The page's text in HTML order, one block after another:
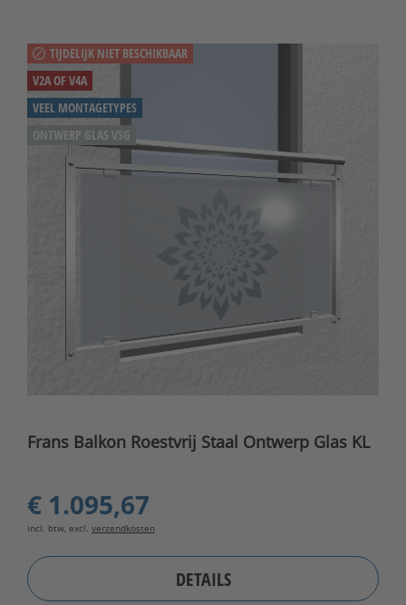
TIJDELIJK NIET BESCHIKBAAR
V2A OF V4A
VEEL MONTAGETYPES
ONTWERP GLAS VSG
Frans Balkon Roestvrij Staal Ontwerp Glas KL
€ 1.095,67
incl. btw, excl. verzendkosten
DETAILS